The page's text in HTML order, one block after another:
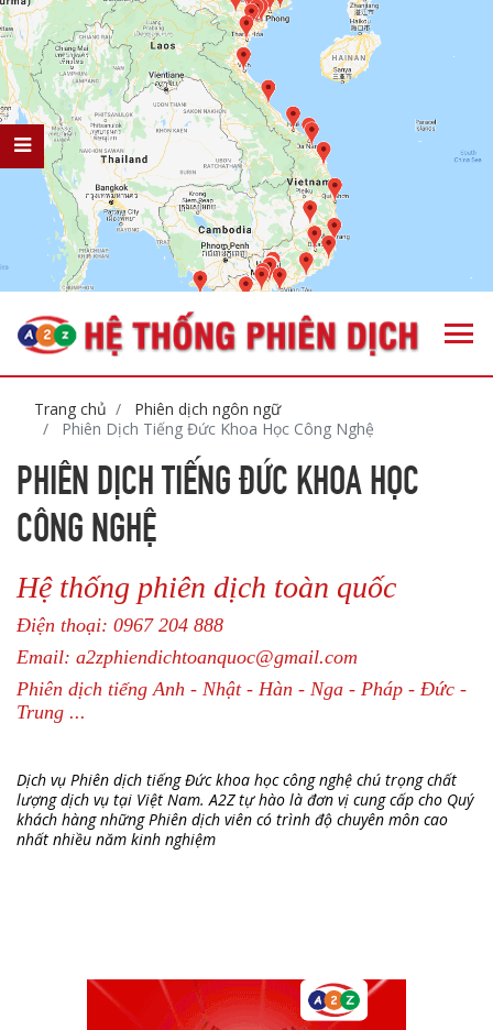
Trang chủ
Phiên dịch ngôn ngữ
Phiên Dịch Tiếng Đức Khoa Học Công Nghệ
PHIÊN DỊCH TIẾNG ĐỨC KHOA HỌC
CÔNG NGHỆ
Hệ thống phiên dịch toàn quốc
Điện thoại: 0967 204 888
Email: a2zphiendichtoanquoc@gmail.com
Phiên dịch tiếng Anh - Nhật - Hàn - Nga - Pháp - Đức -
Trung ...
Dịch vụ Phiên dịch tiếng Đức khoa học công nghệ chú trọng chất
lượng dịch vụ tại Việt Nam. A2Z tự hào là đơn vị cung cấp cho Quý
khách hàng những Phiên dịch viên có trình độ chuyên môn cao
nhất nhiều năm kinh nghiệm